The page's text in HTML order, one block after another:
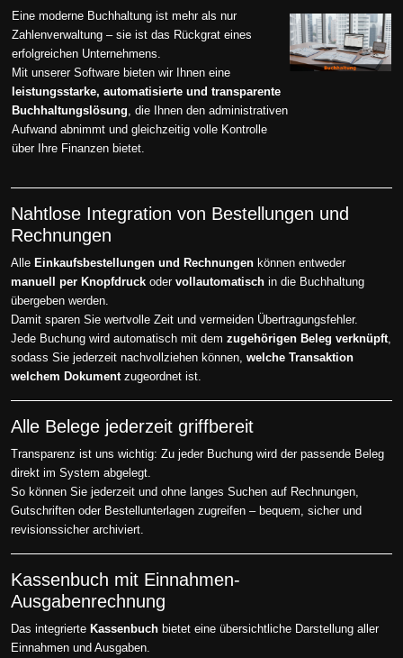
Eine moderne Buchhaltung ist mehr als nur
Zahlenverwaltung – sie ist das Rückgrat eines
erfolgreichen Unternehmens.
Mit unserer Software bieten wir Ihnen eine
leistungsstarke, automatisierte und transparente
Buchhaltungslösung, die Ihnen den administrativen
Aufwand abnimmt und gleichzeitig volle Kontrolle
über Ihre Finanzen bietet.
Nahtlose Integration von Bestellungen und
Rechnungen
Alle Einkaufsbestellungen und Rechnungen können entweder
manuell per Knopfdruck oder vollautomatisch in die Buchhaltung
übergeben werden.
Damit sparen Sie wertvolle Zeit und vermeiden Übertragungsfehler.
Jede Buchung wird automatisch mit dem zugehörigen Beleg verknüpft,
sodass Sie jederzeit nachvollziehen können, welche Transaktion
welchem Dokumentzugeordnet ist.
Alle Belege jederzeit griffbereit
Transparenz ist uns wichtig: Zu jeder Buchung wird der passende Beleg
direkt im System abgelegt.
So können Sie jederzeit und ohne langes Suchen auf Rechnungen,
Gutschriften oder Bestellunterlagen zugreifen – bequem, sicher und
revisionssicher archiviert.
Kassenbuch mit Einnahmen-
Ausgabenrechnung
Das integrierte Kassenbuch bietet eine übersichtliche Darstellung aller
Einnahmen und Ausgaben.